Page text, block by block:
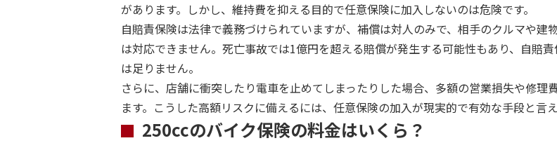
があります。しかし、維持費を抑える目的で任意保険に加入しないのは危険です。
自賠責保険は法律で義務づけられていますが、補償は対人のみで、相手のクルマや建
は対応できません。死亡事故では1億円を超える賠償が発生する可能性もあり、自賠
は足りません。
さらに、店舗に衝突したり電車を止めてしまったりした場合、多額の営業損失や修理
ます。こうした高額リスクに備えるには、任意保険の加入が現実的で有効な手段と言え
250ccのバイク保険の料金はいくら？